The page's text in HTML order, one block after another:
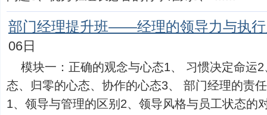
部门经理提升班——经理的领导力与执
06日
模块一：正确的观念与心态1、 习惯决定命运
态、归零的心态、协作的心态3、 部门经理的责
1、领导与管理的区别2、领导风格与员工状态的